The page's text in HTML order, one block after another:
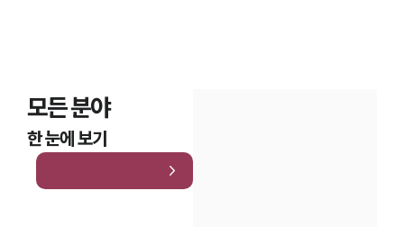
모든 분야
한 눈에 보기